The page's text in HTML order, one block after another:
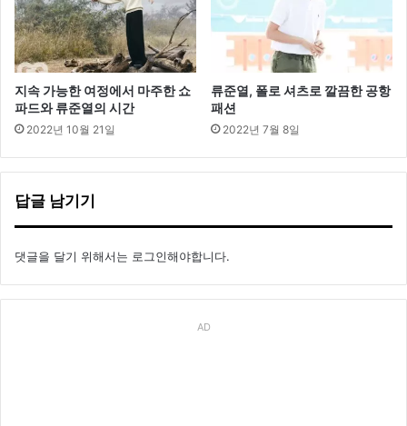
지속 가능한 여정에서 마주한 쇼
파드와 류준열의 시간
2022년 10월 21일
류준열, 폴로 셔츠로 깔끔한 공항
패션
2022년 7월 8일
답글 남기기
댓글을 달기 위해서는 로그인해야합니다.
AD